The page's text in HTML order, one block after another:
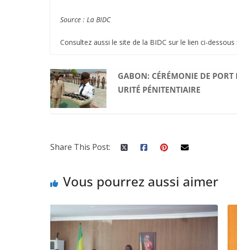
Source : La BIDC
Consultez aussi le site de la BIDC sur le lien ci-dessous :
GABON: CÉRÉMONIE DE PORT
URITÉ PÉNITENTIAIRE
Share This Post:
Vous pourrez aussi aimer